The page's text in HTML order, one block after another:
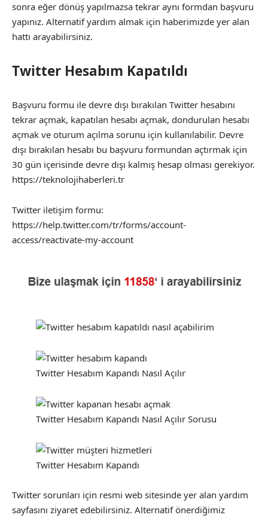
sonra eğer dönüş yapılmazsa tekrar aynı formdan başvuru
yapınız. Alternatif yardım almak için haberimizde yer alan
hattı arayabilirsiniz.
Twitter Hesabım Kapatıldı
Başvuru formu ile devre dışı bırakılan Twitter hesabını
tekrar açmak, kapatılan hesabı açmak, dondurulan hesabı
açmak ve oturum açılma sorunu için kullanılabilir. Devre
dışı bırakılan hesabı bu başvuru formundan açtırmak için
30 gün içerisinde devre dışı kalmış hesap olması gerekiyor.
https://teknolojihaberleri.tr
Twitter iletişim formu:
https://help.twitter.com/tr/forms/account-
access/reactivate-my-account
Twitter Hesabım Kapandı Nasıl Açılır
Twitter Hesabım Kapandı Nasıl Açılır Sorusu
Twitter Hesabım Kapandı
Twitter sorunları için resmi web sitesinde yer alan yardım
sayfasını ziyaret edebilirsiniz. Alternatif önerdiğimiz